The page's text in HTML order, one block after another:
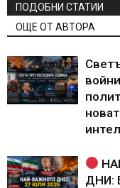
ПОДОБНИ СТАТИИ
ОЩЕ ОТ АВТОРА
ДНИ: